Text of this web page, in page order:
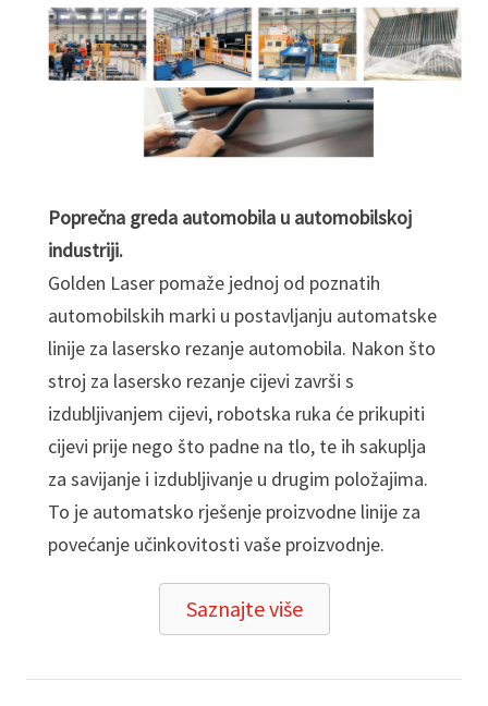
Poprečna greda automobila u automobilskoj
industriji.
Golden Laser pomaže jednoj od poznatih
automobilskih marki u postavljanju automatske
linije za lasersko rezanje automobila. Nakon što
stroj za lasersko rezanje cijevi završi s
izdubljivanjem cijevi, robotska ruka će prikupiti
cijevi prije nego što padne na tlo, te ih sakuplja
za savijanje i izdubljivanje u drugim položajima.
To je automatsko rješenje proizvodne linije za
povećanje učinkovitosti vaše proizvodnje.
Saznajte više